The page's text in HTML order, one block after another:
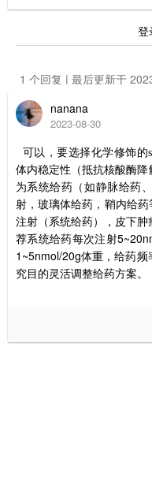
登
1 个回复 | 最后更新于
nanana
2023-08-30
可以，要选择化学修饰的
体内稳定性（抵抗核酸酶降
为系统给药（如静脉给药
射，玻璃体给药，鞘内给药
注射（系统给药）
， 皮下肿
荐系统给药每次注射
1~5nmol/20g体重 ， 给药频
究目的灵活调整给药方案。